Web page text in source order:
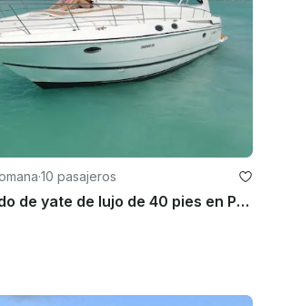
·10 pasajeros
Alquiler privado de yate de lujo de 40 pies en Punta Cana: cumpleaños y ocasiones especiales